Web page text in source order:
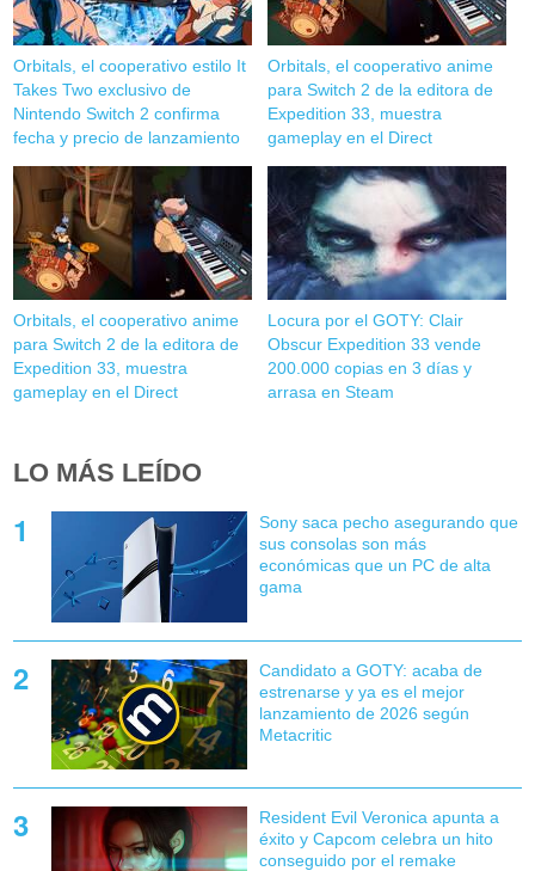
Orbitals, el cooperativo estilo It
Takes Two exclusivo de
Nintendo Switch 2 confirma
fecha y precio de lanzamiento
Orbitals, el cooperativo anime
para Switch 2 de la editora de
Expedition 33, muestra
gameplay en el Direct
Orbitals, el cooperativo anime
para Switch 2 de la editora de
Expedition 33, muestra
gameplay en el Direct
Locura por el GOTY: Clair
Obscur Expedition 33 vende
200.000 copias en 3 días y
arrasa en Steam
LO MÁS LEÍDO
Sony saca pecho asegurando que
sus consolas son más
económicas que un PC de alta
gama
Candidato a GOTY: acaba de
estrenarse y ya es el mejor
lanzamiento de 2026 según
Metacritic
Resident Evil Veronica apunta a
éxito y Capcom celebra un hito
conseguido por el remake